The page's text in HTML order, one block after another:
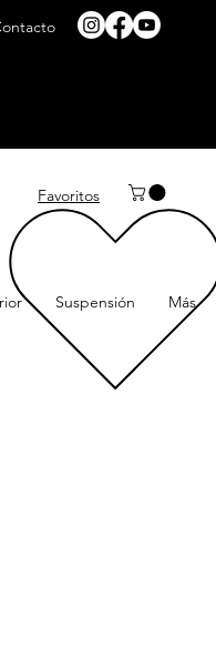
Favoritos
Suspensión Más